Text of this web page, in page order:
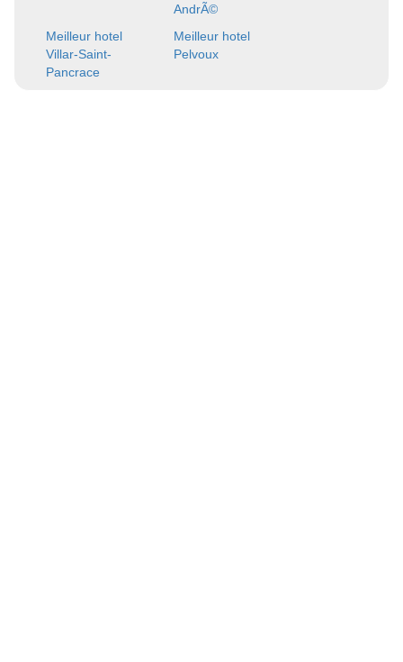
AndrÃ©
Meilleur hotel
Villar-Saint-
Pancrace
Meilleur hotel
Pelvoux